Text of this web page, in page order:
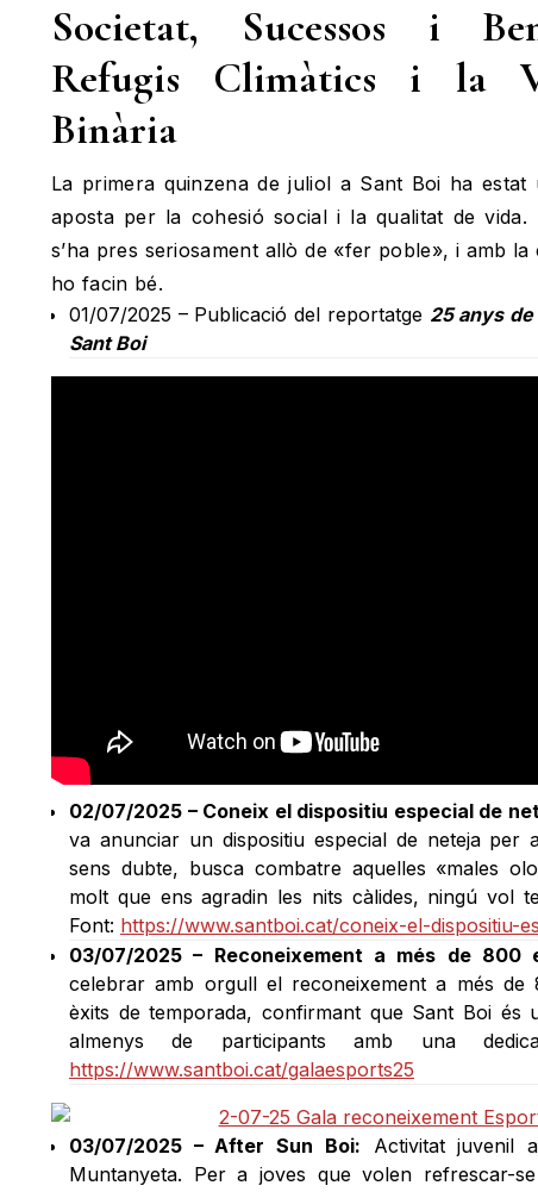
Societat, Sucessos i
Refugis Climàtics i la
Binària
La primera quinzena de juliol a Sant Boi ha
aposta per la cohesió social i la qualitat de vida.
s’ha pres seriosament allò de «fer poble», i amb
ho facin bé.
01/07/2025 – Publicació del reportatge 25 anys
Sant Boi
02/07/2025 – Coneix el dispositiu especial de
va anunciar un dispositiu especial de neteja per
sens dubte, busca combatre aquelles «males
molt que ens agradin les nits càlides, ningú vol
Font: https://www.santboi.cat/coneix-el-dispositiu-
03/07/2025 – Reconeixement a més de 800
celebrar amb orgull el reconeixement a més de
èxits de temporada, confirmant que Sant Boi és
almenys de participants amb una
https://www.santboi.cat/galaesports25
03/07/2025 – After Sun Boi: Activitat juvenil
Muntanyeta. Per a joves que volen refrescar-